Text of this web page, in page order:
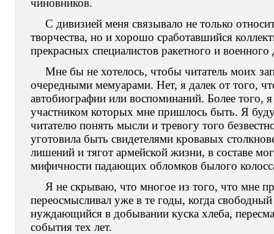
чиновников.
С дивизией меня связывало не только
творчества, но и хорошо сработавшийся
прекрасных специалистов ракетного и военного
Мне бы не хотелось, чтобы читатель моих
очередными мемуарами. Нет, я далек от того,
автобиографии или воспоминаний. Более того,
участником которых мне пришлось быть. Я
читателю понять мысли и тревогу того
уготовила быть свидетелями кровавых
лишений и тягот армейской жизни, в составе
мифичности падающих обломков былого
Я не скрываю, что многое из того, что мне
переосмысливал уже в те годы, когда
нуждающийся в добывании куска хлеба,
события тех лет.